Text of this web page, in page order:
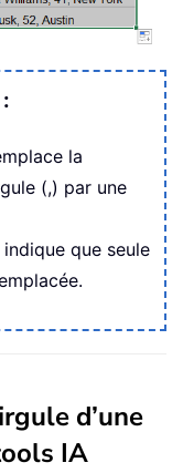
la
(,) par une
que seule
d’une
IA